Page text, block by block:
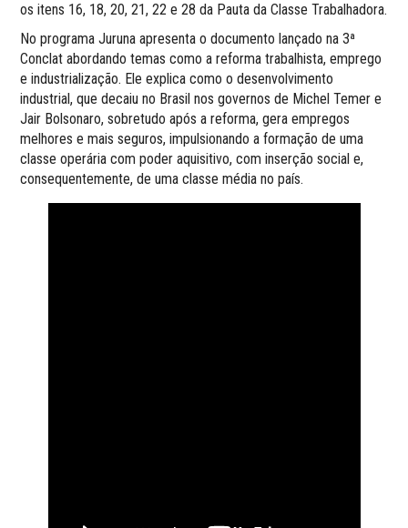
os itens 16, 18, 20, 21, 22 e 28 da Pauta da Classe Trabalhadora.
No programa Juruna apresenta o documento lançado na 3ª
Conclat abordando temas como a reforma trabalhista, emprego
e industrialização. Ele explica como o desenvolvimento
industrial, que decaiu no Brasil nos governos de Michel Temer e
Jair Bolsonaro, sobretudo após a reforma, gera empregos
melhores e mais seguros, impulsionando a formação de uma
classe operária com poder aquisitivo, com inserção social e,
consequentemente, de uma classe média no país.